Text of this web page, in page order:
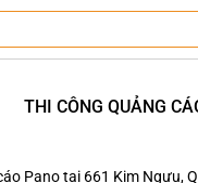
THI CÔNG QUẢNG
Pano tại 661 Kim Ngưu,